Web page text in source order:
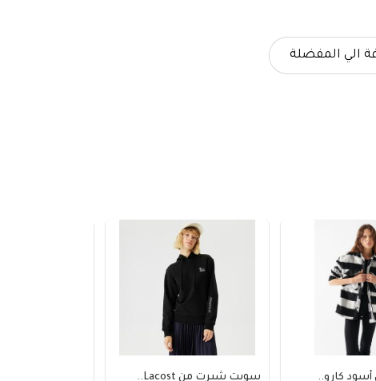
الي المفضلة
كارو.. سويت شيرت من Lacost..